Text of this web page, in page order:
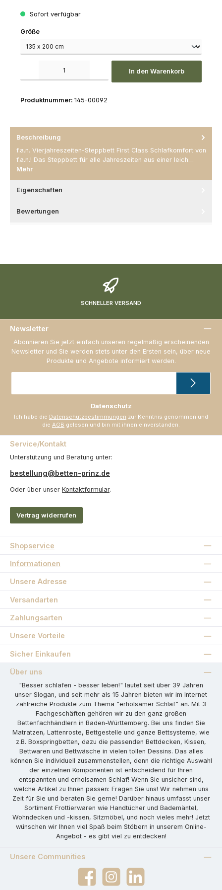
Sofort verfügbar
Größeauswählen
In den Warenkorb
Produktnummer: 145-00092
Beschreibung
f.a.n. Vierjahreszeiten-Steppbett First Class Schlafkomfort von
f.a.n.! Das Steppbett für alle Jahreszeiten aus einer leich…
Mehr
Eigenschaften
Bewertungen
SCHNELLER VERSAND
Newsletter
Abonnieren Sie jetzt einfach unseren regelmäßig erscheinenden
Newsletter und Sie werden stets unter den Ersten sein, über neue
Produkte und Angebote informiert werden.
Datenschutz
Ich habe die Datenschutzbestimmungen zur Kenntnis genommen und
die AGB gelesen und bin mit ihnen einverstanden.
Service/Kontakt
Unterstützung und Beratung unter:
bestellung@betten-prinz.de
Oder über unser Kontaktformular.
Vertrag widerrufen
Shopservice
Informationen
Unsere Adresse
Versandarten
Zahlungsarten
Unsere Vorteile
Sicher Einkaufen
Über uns
"Besser schlafen - besser leben!" lautet seit über 39 Jahren
unser Slogan, und seit mehr als 15 Jahren bieten wir im Internet
zahlreiche Produkte zum Thema "erholsamer Schlaf" an. Mit 3
Fachgeschäften gehören wir zu den ganz großen
Bettenfachhändlern in Baden-Württemberg. Bei uns finden Sie
Matratzen, Lattenroste, Bettgestelle und ganze Bettsysteme, wie
z.B. Boxspringbetten, dazu die passenden Bettdecken, Kissen,
Bettwaren und Bettwäsche in vielen tollen Dessins. Das alles
können Sie individuell zusammenstellen, denn die richtige Auswahl
der einzelnen Komponenten ist entscheidend für Ihren
entspannten und erholsamen Schlaf! Wenn Sie unsicher sind,
welche Artikel zu Ihnen passen: Fragen Sie uns! Wir nehmen uns
Zeit für Sie und beraten Sie gerne! Darüber hinaus umfasst unser
Sortiment Frottierwaren wie Handtücher und Bademäntel,
Wohndecken und -kissen, Sitzmöbel, und noch vieles mehr! Jetzt
wünschen wir Ihnen viel Spaß beim Stöbern in unserem Online-
Angebot - es gibt viel zu entdecken!
Unsere Communities
FacebookInstagram LinkedIn